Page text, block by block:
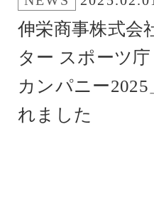
伸栄商事株式会
ター スポーツ
カンパニー
れました